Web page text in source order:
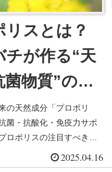
リスとは？
チが作る“天
菌物質”の正
の天然成分「プロポリ
菌・抗酸化・免疫力サポ
ロポリスの注目すべき効
メリットをやさしく解
2025.04.16